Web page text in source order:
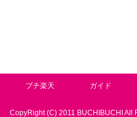
ブチ楽天 ガイド
CopyRight (C) 2011 BUCHIBUCHI All